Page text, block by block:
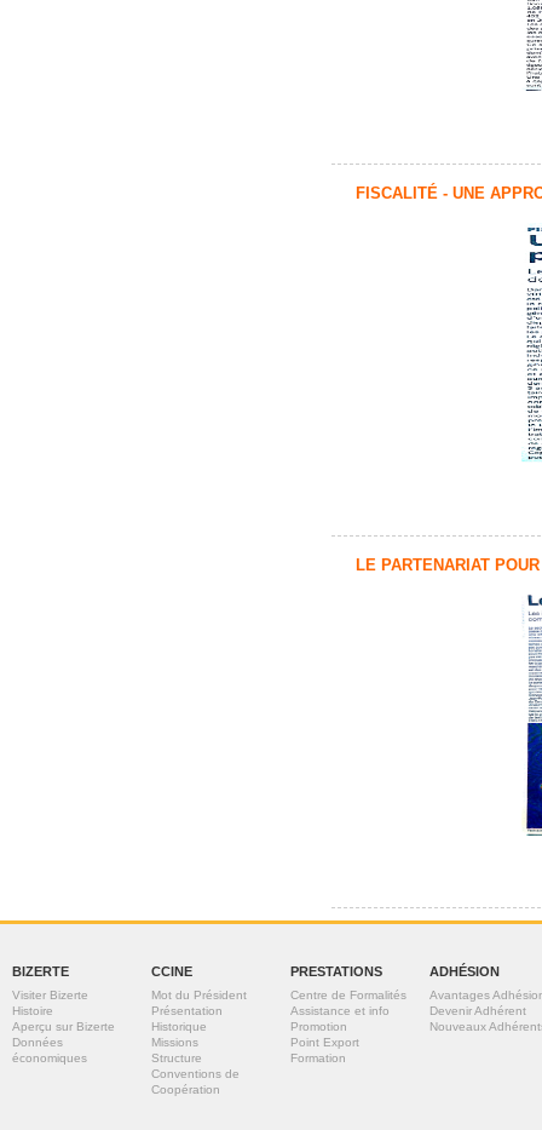
FISCALITÉ - UNE
LE PARTENARIAT
BIZERTE
Visiter Bizerte
Histoire
Aperçu sur Bizerte
Données
économiques
CCINE
Mot du Président
Présentation
Historique
Missions
Structure
Conventions de
Coopération
PRESTATIONS
Centre de Formalités
Assistance et info
Promotion
Point Export
Formation
ADHÉSION
Avantages
Devenir Adhérent
Nouveaux